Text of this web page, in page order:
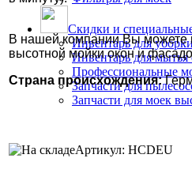
Скидки и
Инвентарь для
Инвентарь для мытья
Профессиональные
Запчасти для
Запчасти для моек
В нашей компании Вы можете
высотной мойки окон и
Страна происхождения:
Артикул: HCDEU